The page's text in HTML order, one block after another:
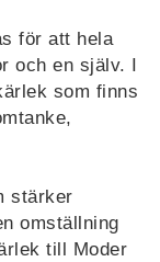
för att hela
och en själv. I
som finns
stärker
omställning
till Moder